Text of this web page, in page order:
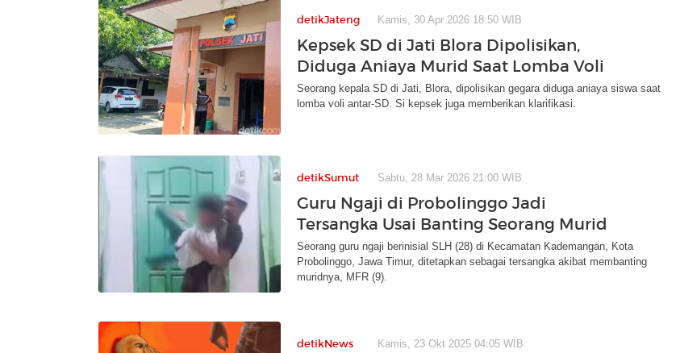
detikJateng Kamis, 30 Apr 2026 18:50 WIB
Kepsek SD di Jati Blora Dipolisikan,
Diduga Aniaya Murid Saat Lomba Voli
Seorang kepala SD di Jati, Blora, dipolisikan gegara diduga aniaya siswa saat
lomba voli antar-SD. Si kepsek juga memberikan klarifikasi.
detikSumut Sabtu, 28 Mar 2026 21:00 WIB
Guru Ngaji di Probolinggo Jadi
Tersangka Usai Banting Seorang Murid
Seorang guru ngaji berinisial SLH (28) di Kecamatan Kademangan, Kota
Probolinggo, Jawa Timur, ditetapkan sebagai tersangka akibat membanting
muridnya, MFR (9).
detikNews Kamis, 23 Okt 2025 04:05 WIB